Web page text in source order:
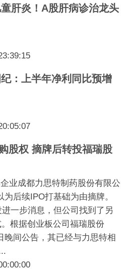
肝炎！A股肝病诊治龙头
：上半年净利同比预增
股权 摘牌后转投福瑞股
业成都力思特制药股份有限公
后续IPO打基础为由摘牌。
一步消息，但公司找到了另
根据创业板公司福瑞股份
晚间公告，其已经与力思特相